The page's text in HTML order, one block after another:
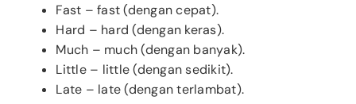
Fast – fast (dengan cepat).
Hard – hard (dengan keras).
Much – much (dengan banyak).
Little – little (dengan sedikit).
Late – late (dengan terlambat).